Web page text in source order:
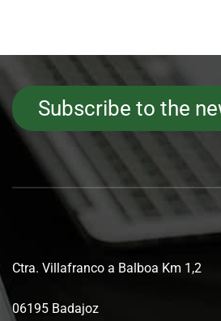
Subscribe to the
Ctra. Villafranco a Balboa Km 1,2
06195 Badajoz